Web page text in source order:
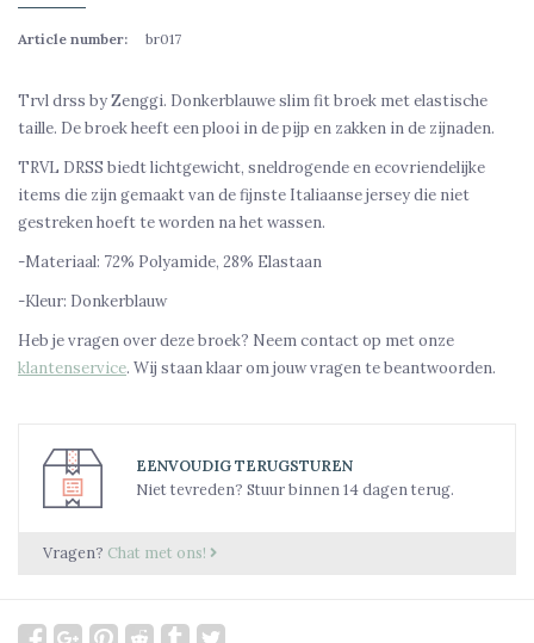
Article number: br017
Trvl drss by Zenggi. Donkerblauwe slim fit broek met elastische
taille. De broek heeft een plooi in de pijp en zakken in de zijnaden.
TRVL DRSS biedt lichtgewicht, sneldrogende en ecovriendelijke
items die zijn gemaakt van de fijnste Italiaanse jersey die niet
gestreken hoeft te worden na het wassen.
-Materiaal: 72% Polyamide, 28% Elastaan
-Kleur: Donkerblauw
Heb je vragen over deze broek? Neem contact op met onze
klantenservice. Wij staan klaar om jouw vragen te beantwoorden.
EENVOUDIG TERUGSTUREN
Niet tevreden? Stuur binnen 14 dagen terug.
Vragen? Chat met ons!